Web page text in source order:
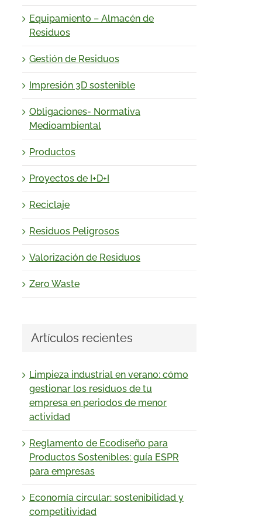
Equipamiento – Almacén de
Residuos
Gestión de Residuos
Impresión 3D sostenible
Obligaciones- Normativa
Medioambiental
Productos
Proyectos de I+D+I
Reciclaje
Residuos Peligrosos
Valorización de Residuos
Zero Waste
Artículos recientes
Limpieza industrial en verano: cómo
gestionar los residuos de tu
empresa en periodos de menor
actividad
Reglamento de Ecodiseño para
Productos Sostenibles: guía ESPR
para empresas
Economía circular: sostenibilidad y
competitividad